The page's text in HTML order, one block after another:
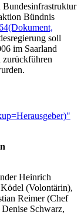
Bündnis
(Dokument,
soll
im Saarland
zurückführen
Heinrich
Ködel (Volontärin),
Reimer (Chef
Schwarz,